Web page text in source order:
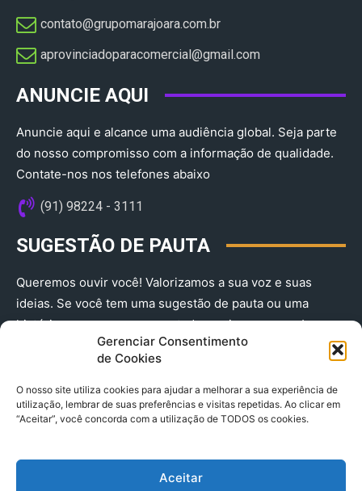
Gerenciar Consentimento
de Cookies
O nosso site utiliza cookies para ajudar a melhorar a sua experiência de
utilização, lembrar de suas preferências e visitas repetidas. Ao clicar em
“Aceitar”, você concorda com a utilização de TODOS os cookies.
Aceitar
contato@grupomarajoara.com.br
aprovinciadoparacomercial@gmail.com​
ANUNCIE AQUI
Anuncie aqui e alcance uma audiência global. Seja parte
do nosso compromisso com a informação de qualidade.
Contate-nos nos telefones abaixo
(91) 98224 - 3111
SUGESTÃO DE PAUTA
Queremos ouvir você! Valorizamos a sua voz e suas
ideias. Se você tem uma sugestão de pauta ou uma
história que merece ser contada, envie-nos agora!
(91) 98224 - 3111